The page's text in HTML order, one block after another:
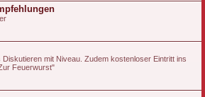
mit Niveau. Zudem kostenloser Eintritt ins
Feuerwurst"